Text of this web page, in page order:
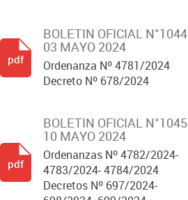
BOLETIN OFICIAL N°1044
03 MAYO 2024
Ordenanza Nº 4781/2024
Decreto Nº 678/2024
pdf
BOLETIN OFICIAL N°1045
10 MAYO 2024
Ordenanzas Nº 4782/2024-
4783/2024- 4784/2024
Decretos Nº 697/2024-
pdf